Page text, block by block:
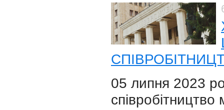
05 липня 2023